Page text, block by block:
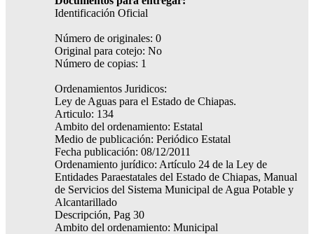
Identificación Oficial
Número de originales: 0
Original para cotejo: No
Número de copias: 1
Ordenamientos Juridicos:
Ley de Aguas para el Estado de Chiapas.
Articulo: 134
Ambito del ordenamiento: Estatal
Medio de publicación: Periódico Estatal
Fecha publicación: 08/12/2011
Ordenamiento jurídico: Artículo 24 de la Ley de
Entidades Paraestatales del Estado de Chiapas, Manual
de Servicios del Sistema Municipal de Agua Potable y
Alcantarillado
Descripción, Pag 30
Ambito del ordenamiento: Municipal